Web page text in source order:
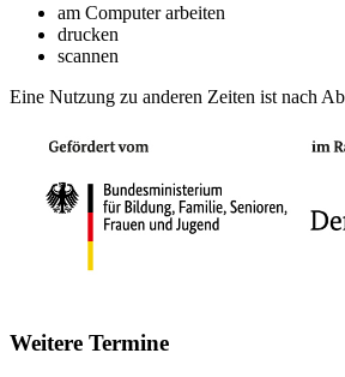
am Computer arbeiten
drucken
scannen
Eine Nutzung zu anderen Zeiten ist nach
Weitere Termine